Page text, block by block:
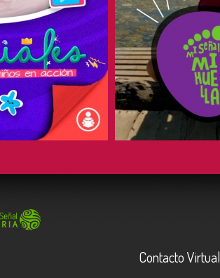
COMPARTIR
Contacto Virtual